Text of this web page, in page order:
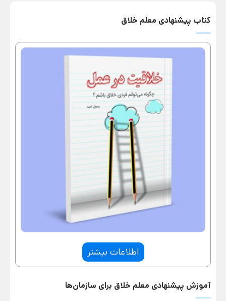
کتاب پیشنهادی معلم خلاق
اطلاعات بیشتر
آموزش پیشنهادی معلم خلاق برای سازمان‌ها